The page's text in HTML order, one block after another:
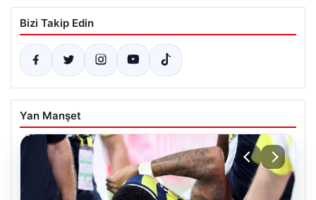
Bizi Takip Edin
Yan Manşet